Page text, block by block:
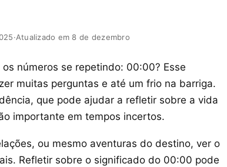
·Atualizado em 8 de dezembro
números se repetindo: 00:00? Esse
muitas perguntas e até um frio na barriga.
que pode ajudar a refletir sobre a vida
importante em tempos incertos.
ou mesmo aventuras do destino, ver o
Refletir sobre o significado do 00:00 pode